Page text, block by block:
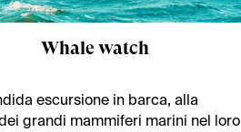
Whale watch
escursione in barca, alla
grandi mammiferi marini nel loro